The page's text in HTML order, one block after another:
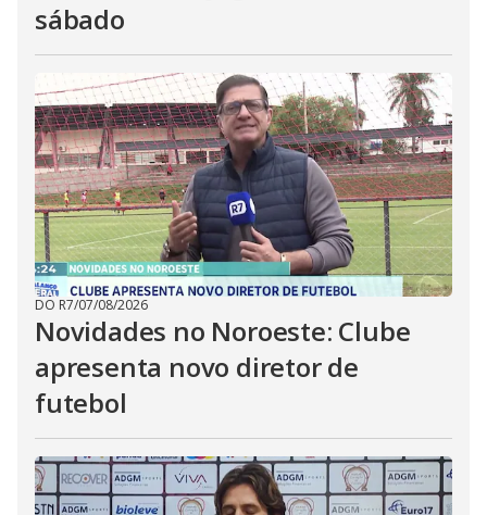
sábado
DO R7/07/08/2026
Novidades no Noroeste: Clube
apresenta novo diretor de
futebol